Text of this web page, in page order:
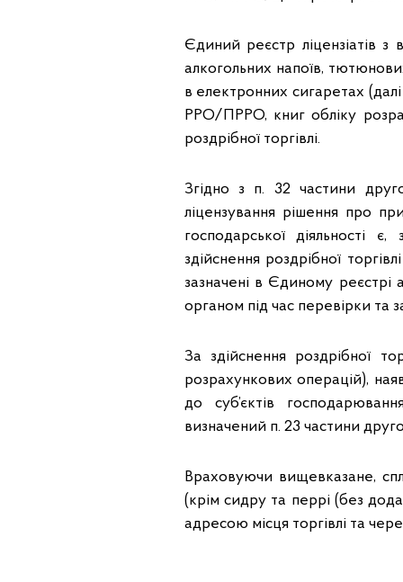
Єдиний реєстр ліцензіатів з
алкогольних напоїв,
в електронних сигаретах
РРО/ПРРО, книг обліку
роздрібної торгівлі.
Згідно з п. 32 частини
ліцензування рішення про
господарської діяльності
здійснення роздрібної
зазначені в Єдиному
органом під час перевірки та
За здійснення роздрібної
розрахункових операцій),
до суб’єктів
визначений п. 23 частини
Враховуючи вищевказане,
(крім сидру та перрі (без
адресою місця торгівлі та